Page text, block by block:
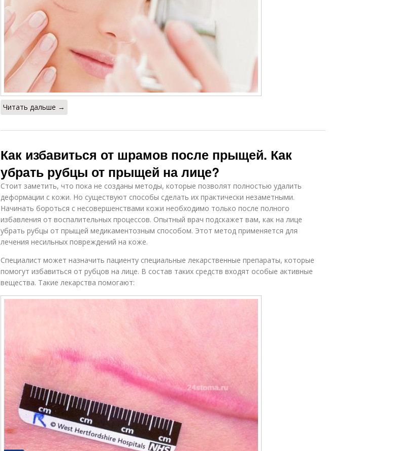
Читать дальше →
Как избавиться от шрамов после прыщей. Как
убрать рубцы от прыщей на лице?
Стоит заметить, что пока не созданы методы, которые позволят полностью удалить
деформации с кожи. Но существуют способы сделать их практически незаметными.
Начинать бороться с несовершенствами кожи необходимо только после полного
избавления от воспалительных процессов. Опытный врач подскажет вам, как на лице
убрать рубцы от прыщей медикаментозным способом. Этот метод применяется для
лечения несильных повреждений на коже.
Специалист может назначить пациенту специальные лекарственные препараты, которые
помогут избавиться от рубцов на лице. В состав таких средств входят особые активные
вещества. Такие лекарства помогают: